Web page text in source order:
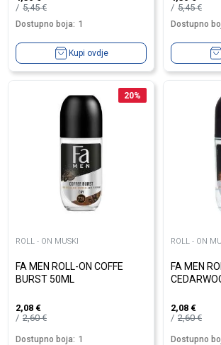
5,45€
Dostupno boja: 1
Kupi ovdje
5,45€
Dostupno
20%
ROLL - ON MUSKI
FA MEN ROLL-ON COFFE
BURST 50ML
2,08 €
2,60€
Dostupno boja: 1
ROLL - ON
FA MEN
2,08 €
2,60€
Dostupno